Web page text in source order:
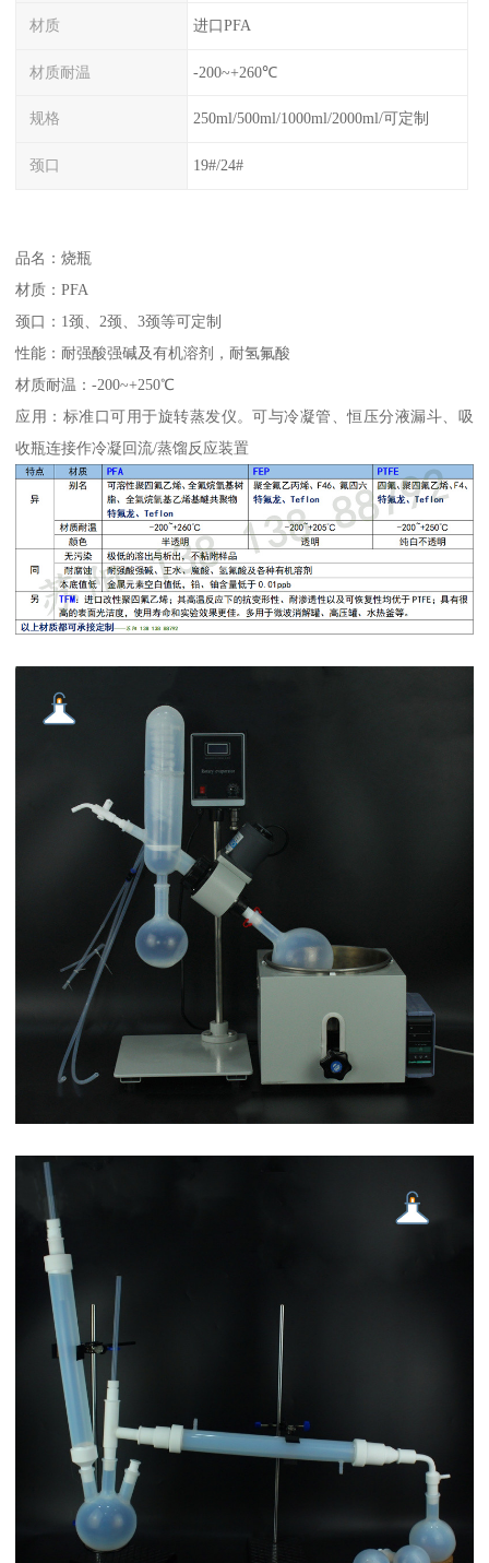
材质 进口PFA
材质耐温 -200~+260℃
规格 250ml/500ml/1000ml/2000ml/可定制
颈口 19#/24#
品名：烧瓶
材质：PFA
颈口：1颈、2颈、3颈等可定制
性能：耐强酸强碱及有机溶剂，耐氢氟酸
材质耐温：-200~+250℃
应用：标准口可用于旋转蒸发仪。可与冷凝管、恒压分液漏斗、吸
收瓶连接作冷凝回流/蒸馏反应装置